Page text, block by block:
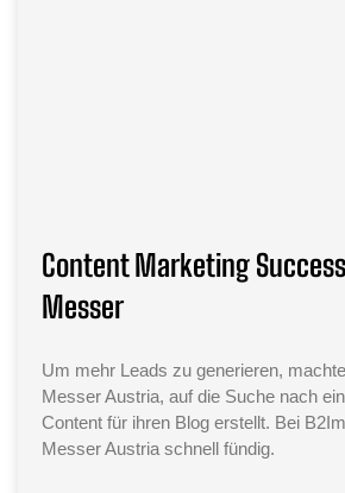
Content Marketing
Messer
Um mehr Leads zu generieren,
Messer Austria, auf die Suche nach
Content für ihren Blog erstellt. Bei
Messer Austria schnell fündig.